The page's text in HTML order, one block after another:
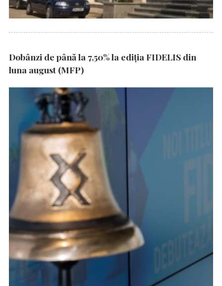
Dobânzi de până la 7,50% la ediția FIDELIS din
luna august (MFP)